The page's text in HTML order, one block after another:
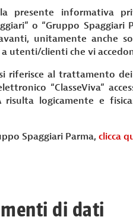
presente informativa
o “Gruppo Spaggiari
unitamente anche
utenti/clienti che vi
riferisce al trattamento
“ClasseViva”
risulta logicamente e
Spaggiari Parma, clicca
di dati